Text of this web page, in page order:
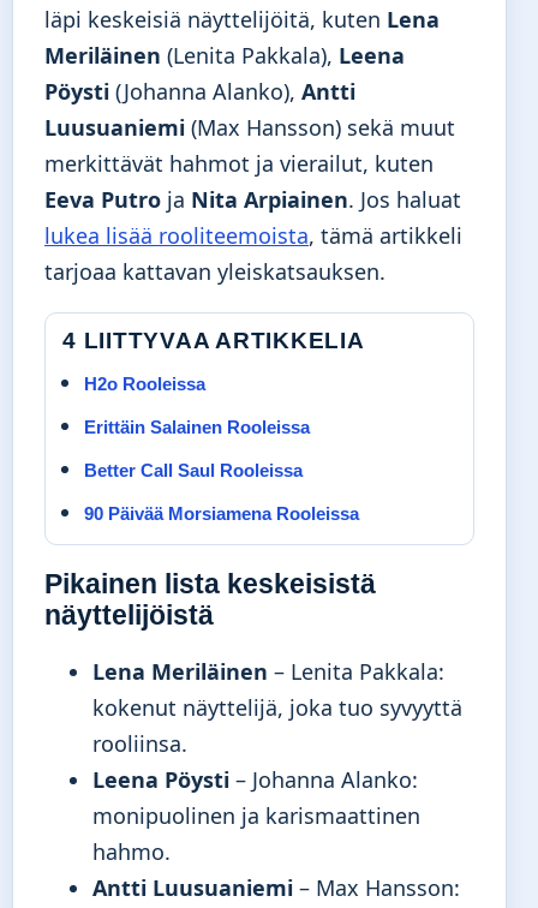
läpi keskeisiä näyttelijöitä, kuten Lena
Meriläinen (Lenita Pakkala), Leena
Pöysti (Johanna Alanko), Antti
Luusuaniemi (Max Hansson) sekä muut
merkittävät hahmot ja vierailut, kuten
Eeva Putro ja Nita Arpiainen. Jos haluat
lukea lisää rooliteemoista, tämä artikkeli
tarjoaa kattavan yleiskatsauksen.
4 LIITTYVAA ARTIKKELIA
H2o Rooleissa
Erittäin Salainen Rooleissa
Better Call Saul Rooleissa
90 Päivää Morsiamena Rooleissa
Pikainen lista keskeisistä
näyttelijöistä
Lena Meriläinen – Lenita Pakkala:
kokenut näyttelijä, joka tuo syvyyttä
rooliinsa.
Leena Pöysti – Johanna Alanko:
monipuolinen ja karismaattinen
hahmo.
Antti Luusuaniemi – Max Hansson: